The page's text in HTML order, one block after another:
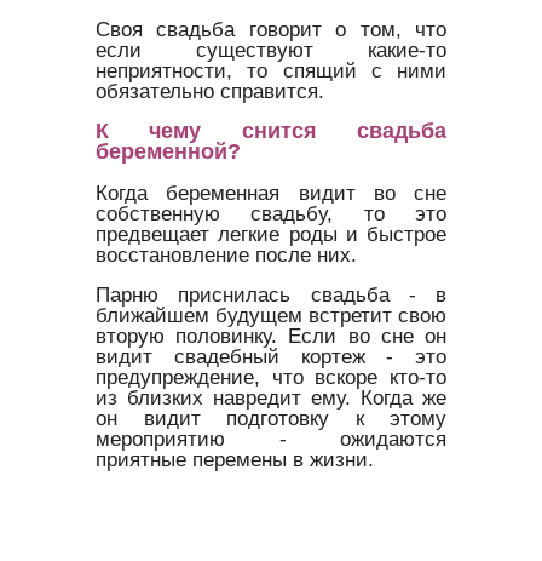
Своя свадьба говорит о том, что
если существуют какие-то
неприятности, то спящий с ними
обязательно справится.
К чему снится свадьба
беременной?
Когда беременная видит во сне
собственную свадьбу, то это
предвещает легкие роды и быстрое
восстановление после них.
Парню приснилась свадьба - в
ближайшем будущем встретит свою
вторую половинку. Если во сне он
видит свадебный кортеж - это
предупреждение, что вскоре кто-то
из близких навредит ему. Когда же
он видит подготовку к этому
мероприятию - ожидаются
приятные перемены в жизни.